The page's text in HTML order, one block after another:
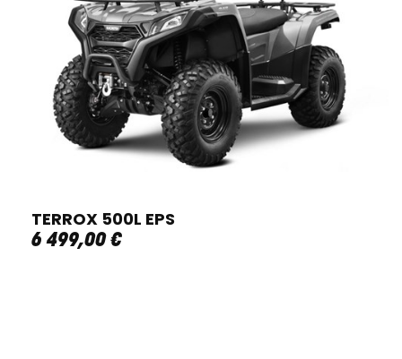
TERROX 500L EPS
6 499,00€